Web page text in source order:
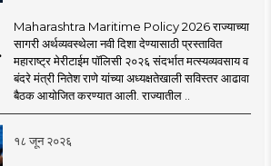
Maharashtra Maritime Policy 2026 राज्याच्या
सागरी अर्थव्यवस्थेला नवी दिशा देण्यासाठी प्रस्तावित
महाराष्ट्र मेरीटाईम पॉलिसी २०२६ संदर्भात मत्स्यव्यवसाय व
बंदरे मंत्री नितेश राणे यांच्या अध्यक्षतेखाली सविस्तर आढावा
बैठक आयोजित करण्यात आली. राज्यातील ..
१८ जून २०२६